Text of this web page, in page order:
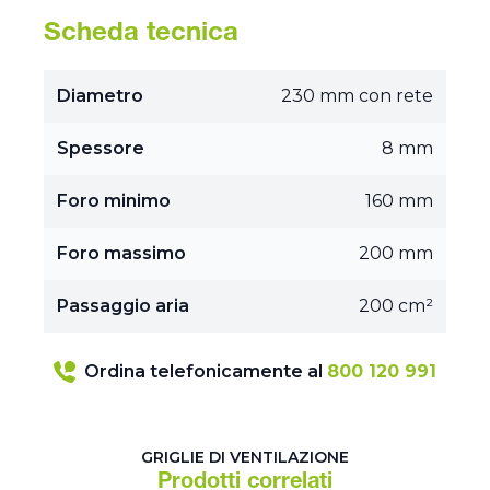
Scheda tecnica
Diametro 230 mm con rete
Spessore 8 mm
Foro minimo 160 mm
Foro massimo 200 mm
Passaggio aria 200 cm²
Ordina telefonicamente al 800 120 991
GRIGLIE DI VENTILAZIONE
Prodotti correlati